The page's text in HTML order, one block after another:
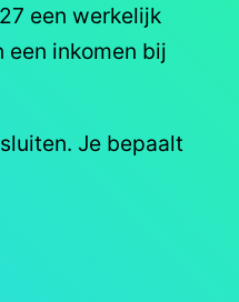
een werkelijk
inkomen bij
Je bepaalt